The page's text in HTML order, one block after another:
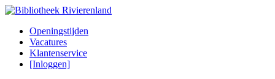
Openingstijden
Vacatures
Klantenservice
[Inloggen]